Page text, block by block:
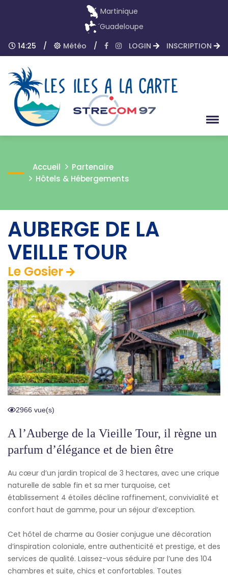
Martinique
Guadeloupe
14:25
/ Météo / LOGIN INSCRIPTION
Accueil
Partenaire
Hôtels & Hébergements
AUBERGE DE LA
VEILLE TOUR
Le Gosier
2966 vue(s)
A l’Auberge de la Vieille Tour, il règne un
parfum d’élégance et de bien être
Au cœur d’un jardin tropical de 3 hectares, avec une crique
naturelle de sable fin et sa mer turquoise, cet
établissement 4 étoiles décline raffinement, convivialité et
confort haut de gamme, pour un séjour d’exception.
Cet hôtel de charme au Gosier conjugue une décoration
d’inspiration coloniale, entre authenticité et prestige, et des
services de qualité. Laissez-vous séduire par l’une des 104
chambres et suite, chics et confortables. Toutes